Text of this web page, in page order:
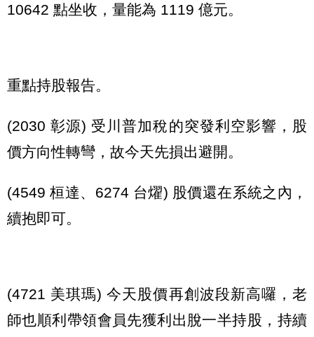
10642 點坐收，量能為 1119 億元。
重點持股報告。
(2030 彰源) 受川普加稅的突發利空影響，股
價方向性轉彎，故今天先損出避開。
(4549 桓達、6274 台燿) 股價還在系統之內，
續抱即可。
(4721 美琪瑪) 今天股價再創波段新高囉，老
師也順利帶領會員先獲利出脫一半持股，持續